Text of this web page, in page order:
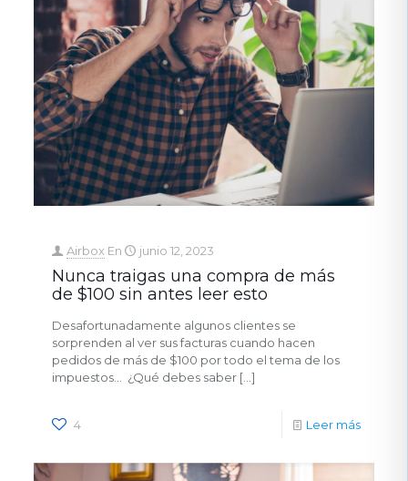
Airbox En junio 12, 2023
Nunca traigas una compra de más
de $100 sin antes leer esto
Desafortunadamente algunos clientes se
sorprenden al ver sus facturas cuando hacen
pedidos de más de $100 por todo el tema de los
impuestos… ¿Qué debes saber[…]
4 Leer más